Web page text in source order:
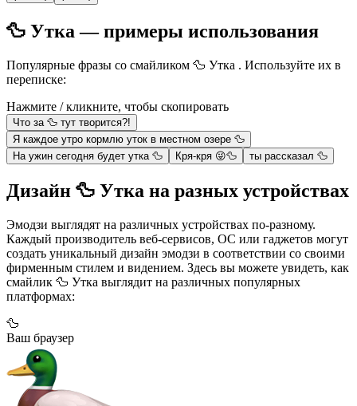
🦆 Утка — примеры использования
Популярные фразы со смайликом 🦆 Утка . Используйте их в
переписке:
Нажмите / кликните, чтобы скопировать
Что за 🦆 тут творится?!
Я каждое утро кормлю уток в местном озере 🦆
На ужин сегодня будет утка 🦆
Кря-кря 😜🦆 ты рассказал 🦆
Дизайн 🦆 Утка на разных устройствах
Эмодзи выглядят на различных устройствах по-разному.
Каждый производитель веб-сервисов, ОС или гаджетов могут
создать уникальный дизайн эмодзи в соответствии со своими
фирменным стилем и видением. Здесь вы можете увидеть, как
смайлик 🦆 Утка выглядит на различных популярных
платформах:
🦆
Ваш браузер